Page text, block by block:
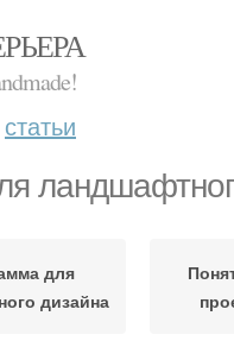
статьи
для
дизайна